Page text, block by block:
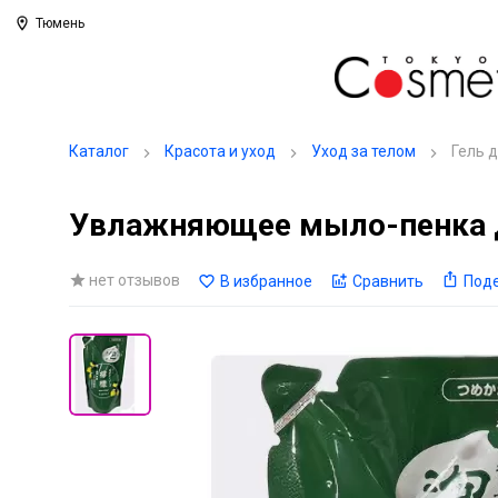
Тюмень
Каталог Красота и уход Уход за телом Гель
Увлажняющее мыло-пенка
нет отзывов В избранное Сравнить